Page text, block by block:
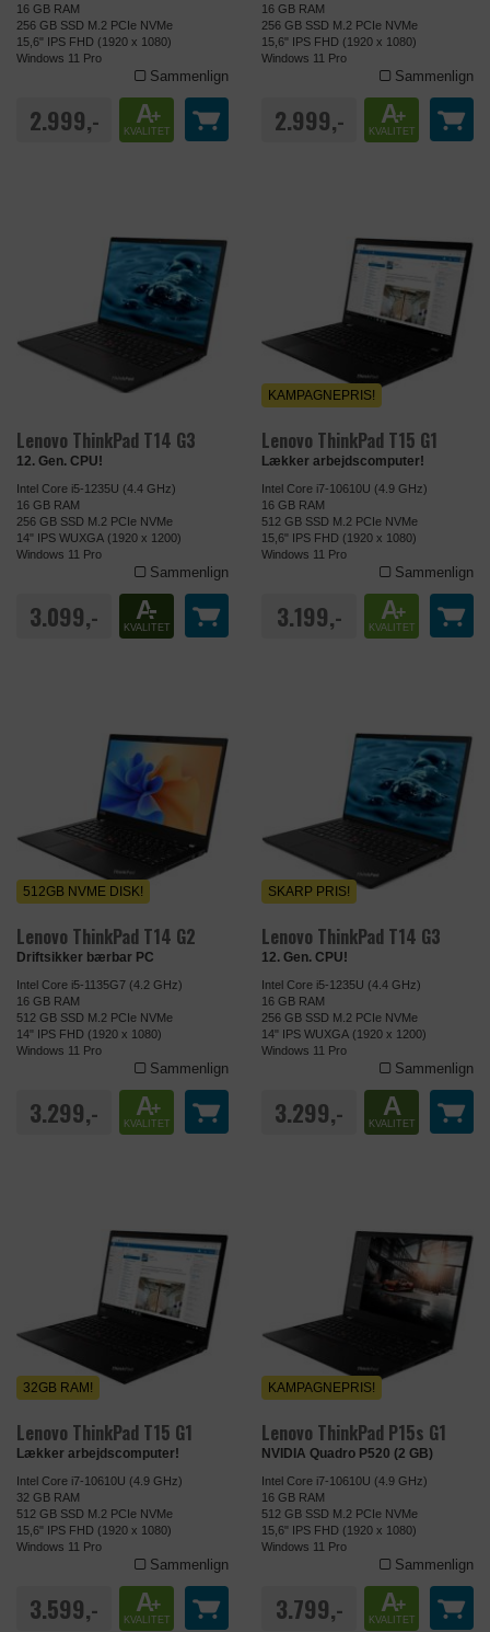
16 GB RAM
256 GB SSD M.2 PCIe NVMe
15,6" IPS FHD (1920 x 1080)
Windows 11 Pro
Sammenlign
2.999,- A+
KVALITET
16 GB RAM
256 GB SSD M.2 PCIe NVMe
15,6" IPS FHD (1920 x 1080)
Windows 11 Pro
Sammenlign
2.999,- A+
KVALITET
Lenovo ThinkPad T14 G3
12. Gen. CPU!
Intel Core i5-1235U (4.4 GHz)
16 GB RAM
256 GB SSD M.2 PCIe NVMe
14" IPS WUXGA (1920 x 1200)
Windows 11 Pro
Sammenlign
3.099,- A-
KVALITET
Lenovo ThinkPad T15 G1
Lækker arbejdscomputer!
KAMPAGNEPRIS!
Intel Core i7-10610U (4.9 GHz)
16 GB RAM
512 GB SSD M.2 PCIe NVMe
15,6" IPS FHD (1920 x 1080)
Windows 11 Pro
Sammenlign
3.199,- A+
KVALITET
Lenovo ThinkPad T14 G2
Driftsikker bærbar PC
512GB NVME DISK!
Intel Core i5-1135G7 (4.2 GHz)
16 GB RAM
512 GB SSD M.2 PCIe NVMe
14" IPS FHD (1920 x 1080)
Windows 11 Pro
Sammenlign
3.299,- A+
KVALITET
Lenovo ThinkPad T14 G3
12. Gen. CPU!
SKARP PRIS!
Intel Core i5-1235U (4.4 GHz)
16 GB RAM
256 GB SSD M.2 PCIe NVMe
14" IPS WUXGA (1920 x 1200)
Windows 11 Pro
Sammenlign
3.299,- A
KVALITET
Lenovo ThinkPad T15 G1
Lækker arbejdscomputer!
32GB RAM!
Intel Core i7-10610U (4.9 GHz)
32 GB RAM
512 GB SSD M.2 PCIe NVMe
15,6" IPS FHD (1920 x 1080)
Windows 11 Pro
Sammenlign
3.599,- A+
KVALITET
Lenovo ThinkPad P15s G1
NVIDIA Quadro P520 (2 GB)
KAMPAGNEPRIS!
Intel Core i7-10610U (4.9 GHz)
16 GB RAM
512 GB SSD M.2 PCIe NVMe
15,6" IPS FHD (1920 x 1080)
Windows 11 Pro
Sammenlign
3.799,- A+
KVALITET